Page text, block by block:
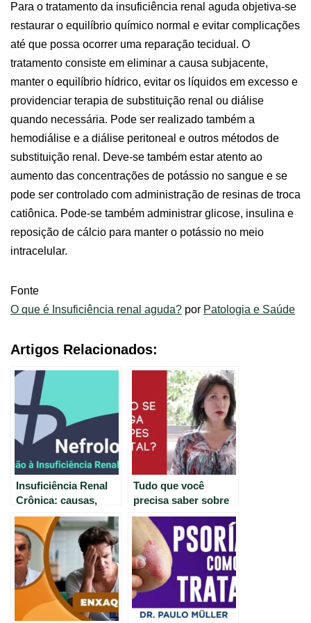
Para o tratamento da insuficiência renal aguda objetiva-se
restaurar o equilíbrio químico normal e evitar complicações
até que possa ocorrer uma reparação tecidual. O
tratamento consiste em eliminar a causa subjacente,
manter o equilíbrio hídrico, evitar os líquidos em excesso e
providenciar terapia de substituição renal ou diálise
quando necessária. Pode ser realizado também a
hemodiálise e a diálise peritoneal e outros métodos de
substituição renal. Deve-se também estar atento ao
aumento das concentrações de potássio no sangue e se
pode ser controlado com administração de resinas de troca
catiônica. Pode-se também administrar glicose, insulina e
reposição de cálcio para manter o potássio no meio
intracelular.
Fonte
O que é Insuficiência renal aguda? por Patologia e Saúde
Artigos Relacionados:
Insuficiência Renal
Crônica: causas,
sintomas e
tratamentos.
Tudo que você
precisa saber sobre
Herpes Genital:
sintomas,
tratamentos e
prevenção.